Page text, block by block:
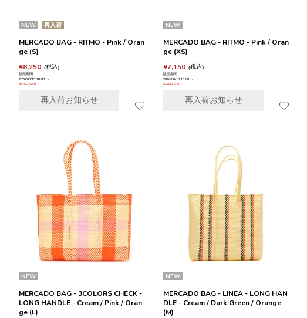
NEW 再入荷
MERCADO BAG - RITMO - Pink / Oran
ge (S)
¥8,250 税込
販売期間
2026/05/15 18:00 〜
SOLD OUT
再入荷お知らせ
NEW
MERCADO BAG - RITMO - Pink / Oran
ge (XS)
¥7,150 税込
販売期間
2026/06/10 18:00 〜
SOLD OUT
再入荷お知らせ
NEW
MERCADO BAG - 3COLORS CHECK -
LONG HANDLE - Cream / Pink / Oran
ge (L)
NEW
MERCADO BAG - LINEA - LONG HAN
DLE - Cream / Dark Green / Orange
(M)